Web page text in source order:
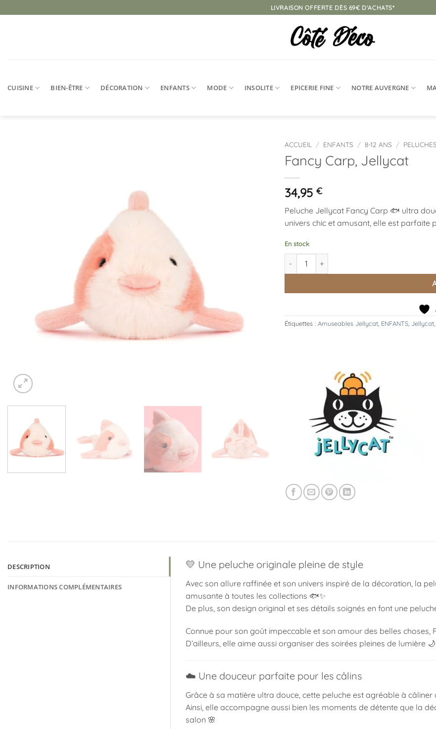
au
LIVRAISON OFFERTE DÈS 69€ D'ACHATS*
CUISINE BIEN-ÊTRE DÉCORATION ENFANTS MODE INSOLITE EPICERIE FINE NOTRE AUVERGNE
ACCUEIL / ENFANTS / 8-12 ANS / PELUCHES
Fancy Carp, Jellycat
34,95 €
Peluche Jellycat Fancy Carp 🐟 ultra
univers chic et amusant, elle est parfaite
En stock
quantité de Fancy Carp, Jellycat
Étiquettes : Amuseables Jellycat, ENFANTS, Jellycat,
DESCRIPTION
INFORMATIONS COMPLÉMENTAIRES
💛 Une peluche originale pleine de style
Avec son allure raffinée et son univers inspiré de la décoration, la
amusante à toutes les collections 🐟✨
De plus, son design original et ses détails soignés en font une
Connue pour son goût impeccable et son amour des belles
D’ailleurs, elle aime aussi organiser des soirées pleines de lumière 🌙
☁️ Une douceur parfaite pour les câlins
Grâce à sa matière ultra douce, cette peluche est agréable à câliner
Ainsi, elle accompagne aussi bien les moments de détente que la
salon 🌸